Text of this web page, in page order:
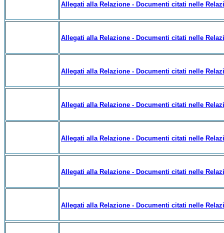
Allegati alla Relazione - Documenti citati nelle
Allegati alla Relazione - Documenti citati nelle
Allegati alla Relazione - Documenti citati nelle
Allegati alla Relazione - Documenti citati nelle
Allegati alla Relazione - Documenti citati nelle
Allegati alla Relazione - Documenti citati nelle
Allegati alla Relazione - Documenti citati nelle